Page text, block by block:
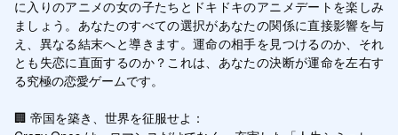
に入りのアニメの女の子たちとドキドキのアニメデートを楽しみ
ましょう。あなたのすべての選択があなたの関係に直接影響を与
え、異なる結末へと導きます。運命の相手を見つけるのか、それ
とも失恋に直面するのか？これは、あなたの決断が運命を左右す
る究極の恋愛ゲームです。
🏢 帝国を築き、世界を征服せよ：